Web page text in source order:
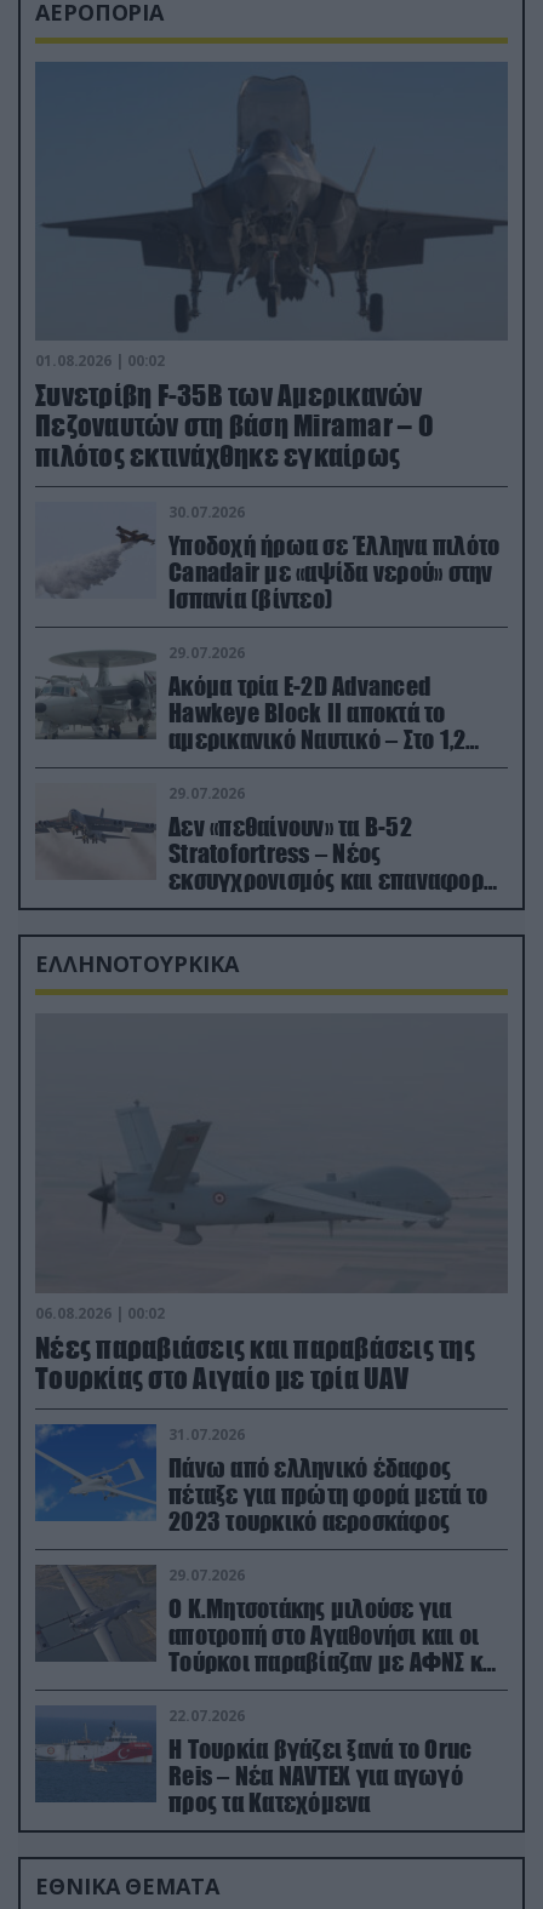
ΑΕΡΟΠΟΡΙΑ
01.08.2026 | 00:02
Συνετρίβη F-35B των Αμερικανών
Πεζοναυτών στη βάση Miramar – Ο
πιλότος εκτινάχθηκε εγκαίρως
30.07.2026
Υποδοχή ήρωα σε Έλληνα πιλότο
Canadair με «αψίδα νερού» στην
Ισπανία (βίντεο)
29.07.2026
Ακόμα τρία E-2D Advanced
Hawkeye Block II αποκτά το
αμερικανικό Ναυτικό – Στο 1,2
δισ.δολάρια το κόστος
29.07.2026
Δεν «πεθαίνουν» τα Β-52
Stratofortress – Νέος
εκσυγχρονισμός και επαναφορά
από τα «νεκροταφεία»
ΕΛΛΗΝΟΤΟΥΡΚΙΚΑ
06.08.2026 | 00:02
Νέες παραβιάσεις και παραβάσεις της
Τουρκίας στο Αιγαίο με τρία UAV
31.07.2026
Πάνω από ελληνικό έδαφος
πέταξε για πρώτη φορά μετά το
2023 τουρκικό αεροσκάφος
29.07.2026
Ο Κ.Μητσοτάκης μιλούσε για
αποτροπή στο Αγαθονήσι και οι
Τούρκοι παραβίαζαν με ΑΦΝΣ και
drone
22.07.2026
Η Τουρκία βγάζει ξανά το Oruc
Reis – Νέα NAVTEX για αγωγό
προς τα Κατεχόμενα
ΕΘΝΙΚΑ ΘΕΜΑΤΑ